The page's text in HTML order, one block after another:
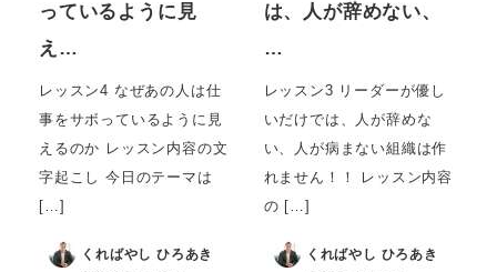
っているように見
え…
レッスン4 なぜあの人は仕
事をサボっているように見
えるのか レッスン内容の文
字起こし 今日のテーマは
[…]
くればやし ひろあき
は、人が辞めない、
…
レッスン3 リーダーが優し
いだけでは、人が辞めな
い、人が病まない組織は作
れません！！ レッスン内容
の […]
くればやし ひろあき